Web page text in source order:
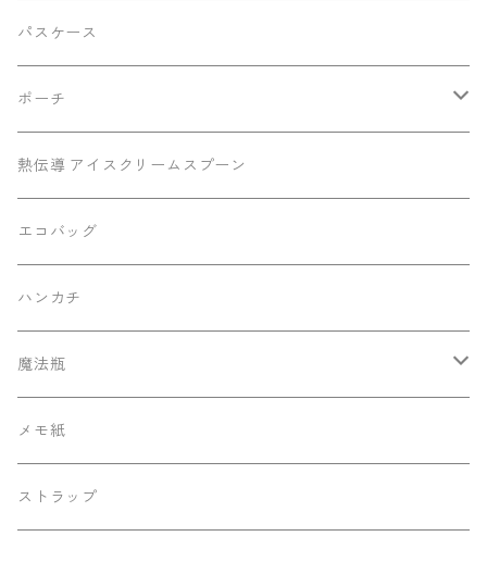
切り離しバックル2023Ver.
パスケース
ポーチ
底マチミニポーチ
マチありポーチ
熱伝導 アイスクリームスプーン
エコバッグ
ハンカチ
魔法瓶
130ml ポケットサーモボトル
メモ紙
ストラップ